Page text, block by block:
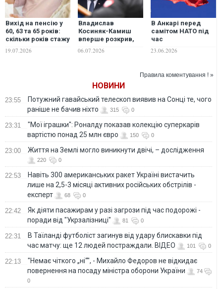
Вихід на пенсію у
60, 63 та 65 років:
скільки років стажу
знадобиться
українцям у 2026–
19.07.2026
Владислав
Косиняк-Камиш
вперше розкрив,
скільки Польща
витратила на
06.07.2026
В Анкарі перед
самітом НАТО під
час
антитерористичної
операції затримали
23.06.2026
Правила коментування ! »
НОВИНИ
23:55
Потужний гавайський телескоп виявив на Сонці те, чого
раніше не бачив ніхто
315 0
23:31
"Мої іграшки": Роналду показав колекцію суперкарів
вартістю понад 25 млн євро
150 0
23:00 Життя на Землі могло виникнути двічі, – дослідження
220 0
22:53
Навіть 300 американських ракет Україні вистачить
лише на 2,5-3 місяці активних російських обстрілів -
експерт
68 0
22:42
Як діяти пасажирам у разі загрози під час подорожі -
поради від "Укрзалізниці"
81 0
22:31
В Таїланді футболіст загинув від удару блискавки під
час матчу: ще 12 людей постраждали. ВІДЕО
101 0
22:13
"Немає чіткого „ні“", - Михайло Федоров не відкидає
повернення на посаду міністра оборони України
74
0